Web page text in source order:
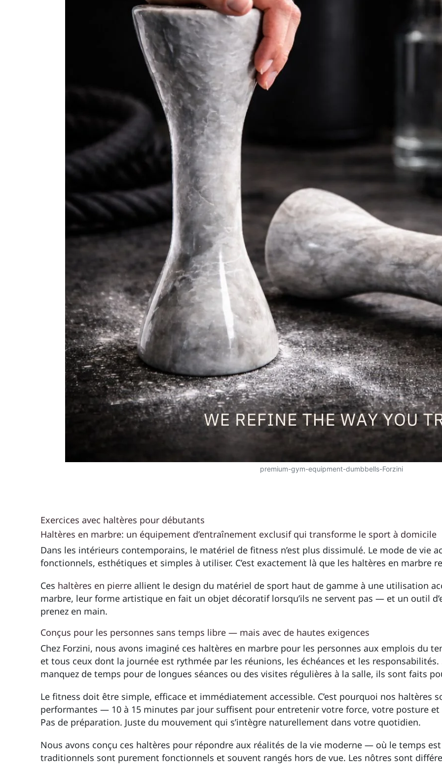
premium-gym-equipment-dumbbells-Forzini
Exercices avec haltères pour débutants
Haltères en marbre: un équipement d’entraînement exclusifqui transforme le sport à domicile
Dans les intérieurs contemporains, le matériel de fitness n’est plus dissimulé. Le mode de vie
fonctionnels, esthétiques et simples à utiliser. C’est exactement là que les haltères en marbre
Ces haltères en pierre allient le design du matériel de sport haut de gamme à une utilisation
marbre, leur forme artistique en fait un objet décoratif lorsqu’ils ne servent pas — et un outil
prenez en main.
Conçus pour les personnes sans temps libre — mais avec de hautes exigences
Chez Forzini, nous avons imaginé ces haltères en marbre pour les personnes aux emplois du
et tous ceux dont la journée est rythmée par les réunions, les échéances et les
manquez de temps pour de longues séances ou des visites régulières à la salle, ils sont faits
Le fitness doit être simple, efficace et immédiatement accessible. C’est pourquoi nos haltères
performantes — 10 à 15 minutes par jour suffisent pour entretenir votre force, votre posture
Pas de préparation. Juste du mouvement qui s’intègre naturellement dans votre quotidien.
Nous avons conçu ces haltères pour répondre aux réalités de la vie moderne — où le temps
traditionnels sont purement fonctionnels et souvent rangés hors de vue. Les nôtres sont